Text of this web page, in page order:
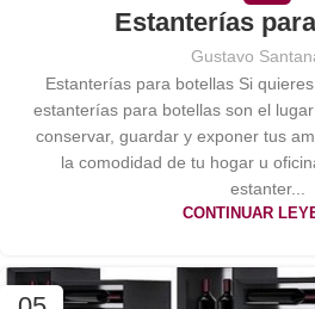
Estanterías
Gustavo
Estanterías para botellas Si
estanterías para botellas son el
conservar, guardar y exponer tus
la comodidad de tu hogar u
estanter...
CONTINUAR